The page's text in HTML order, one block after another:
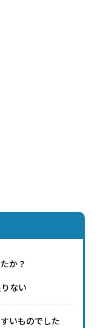
か？
ない
いものでした